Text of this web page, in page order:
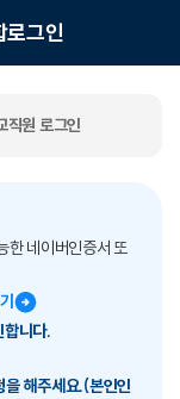
로그인
직원 로그인
한 네이버인증서 또
합니다.
해주세요.(본인인